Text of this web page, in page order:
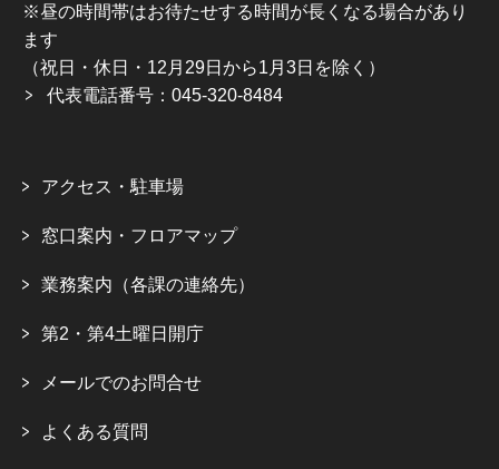
※昼の時間帯はお待たせする時間が長くなる場合があり
ます
（祝日・休日・12月29日から1月3日を除く）
代表電話番号：045-320-8484
アクセス・駐車場
窓口案内・フロアマップ
業務案内（各課の連絡先）
第2・第4土曜日開庁
メールでのお問合せ
よくある質問